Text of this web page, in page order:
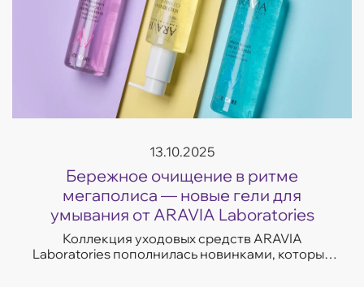
13.10.2025
Бережное очищение в ритме
мегаполиса — новые гели для
умывания от ARAVIA Laboratories
Коллекция уходовых средств ARAVIA
Laboratories пополнилась новинками, которые